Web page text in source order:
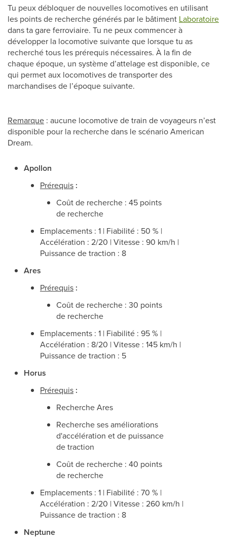
Tu peux débloquer de nouvelles locomotives en utilisant
les points de recherche générés par le bâtiment Laboratoire
dans ta gare ferroviaire. Tu ne peux commencer à
développer la locomotive suivante que lorsque tu as
recherché tous les prérequis nécessaires. À la fin de
chaque époque, un système d’attelage est disponible, ce
qui permet aux locomotives de transporter des
marchandises de l’époque suivante.
Remarque : aucune locomotive de train de voyageurs n’est
disponible pour la recherche dans le scénario American
Dream.
Apollon
Prérequis :
Coût de recherche : 45 points
de recherche
Emplacements : 1 | Fiabilité : 50 % |
Accélération : 2/20 | Vitesse : 90 km/h |
Puissance de traction : 8
Ares
Prérequis :
Coût de recherche : 30 points
de recherche
Emplacements : 1 | Fiabilité : 95 % |
Accélération : 8/20 | Vitesse : 145 km/h |
Puissance de traction : 5
Horus
Prérequis :
Recherche Ares
Recherche ses améliorations
d'accélération et de puissance
de traction
Coût de recherche : 40 points
de recherche
Emplacements : 1 | Fiabilité : 70 % |
Accélération : 2/20 | Vitesse : 260 km/h |
Puissance de traction : 8
Neptune